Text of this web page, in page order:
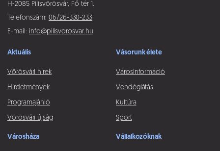
H-2085 Pilisvörösvár, Fő tér 1.
Telefonszám: 06/26-330-233
E-mail: info@pilisvorosvar.hu
Aktuális
Vörösvári hírek
Hírdetmények
Programajánló
Vörösvári újság
Vásorunk élete
Városinformáció
Vendéglátás
Kultúra
Sport
Városháza Vállalkozóknak